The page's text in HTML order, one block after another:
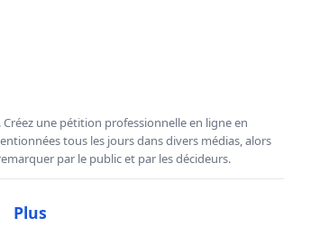
une pétition professionnelle en ligne en
tous les jours dans divers médias, alors
par le public et par les décideurs.
Plus